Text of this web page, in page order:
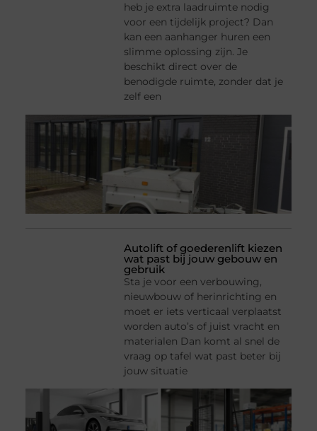
heb je extra laadruimte nodig
voor een tijdelijk project? Dan
kan een aanhanger huren een
slimme oplossing zijn. Je
beschikt direct over de
benodigde ruimte, zonder dat je
zelf een
Autolift of goederenlift kiezen
wat past bij jouw gebouw en
gebruik
Sta je voor een verbouwing,
nieuwbouw of herinrichting en
moet er iets verticaal verplaatst
worden auto’s of juist vracht en
materialen Dan komt al snel de
vraag op tafel wat past beter bij
jouw situatie